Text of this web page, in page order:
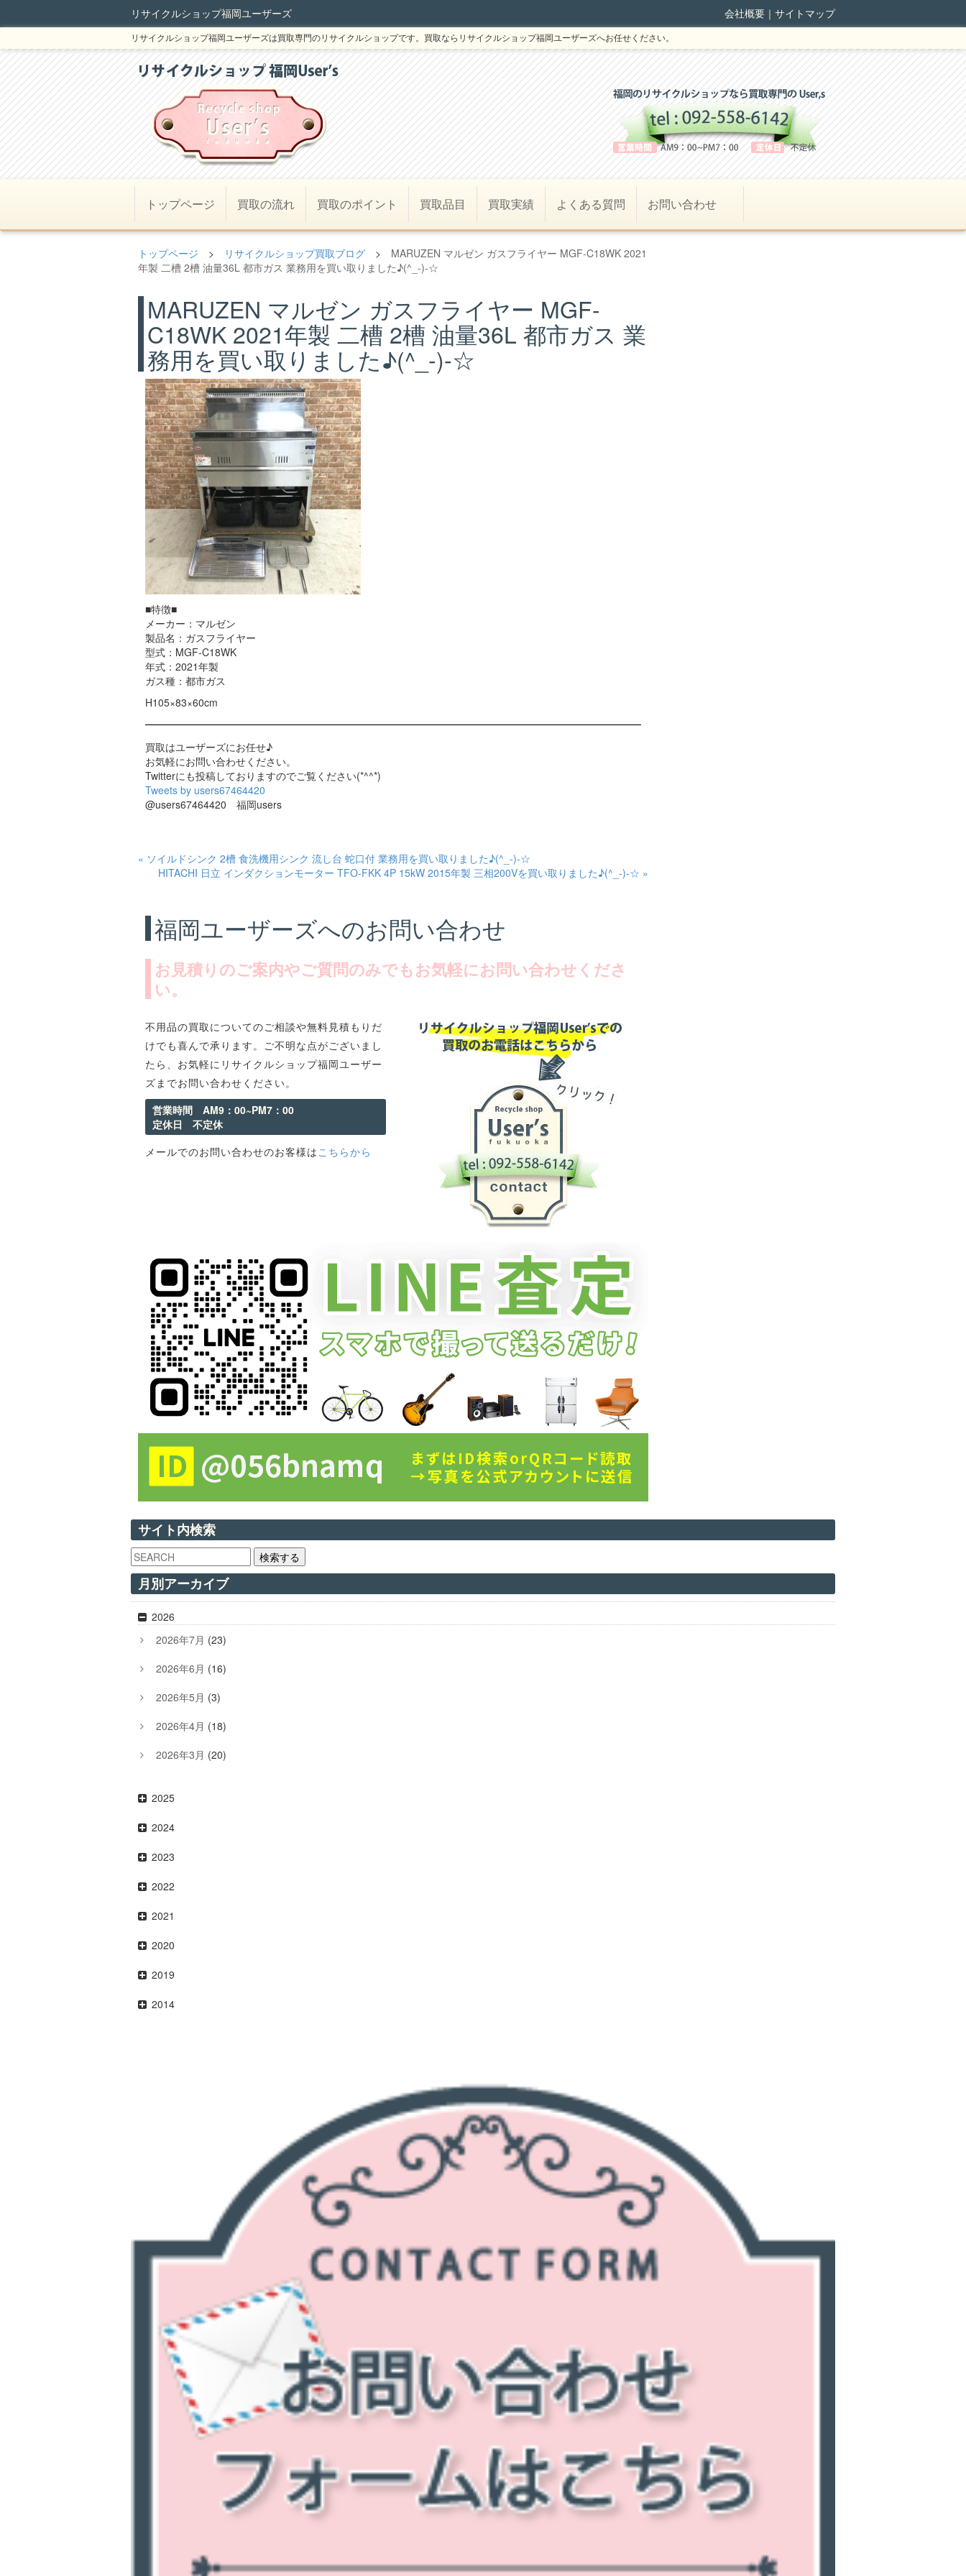
リサイクルショップ福岡ユーザーズ 会社概要｜ サイトマップ
リサイクルショップ福岡ユーザーズは買取専門のリサイクルショップです。買取ならリサイクルショップ福岡ユーザーズへお任せください。
トップページ 買取の流れ 買取のポイント 買取品目 買取実績 よくある質問 お問い合わせ
トップページ > リサイクルショップ買取ブログ > MARUZEN マルゼン ガスフライヤー MGF-C18WK 2021
年製 二槽 2槽 油量36L 都市ガス 業務用を買い取りました♪(^_-)-☆
MARUZEN マルゼン ガスフライヤー MGF-
C18WK 2021年製 二槽 2槽 油量36L 都市ガス 業
務用を買い取りました♪(^_-)-☆
■特徴■
メーカー：マルゼン
製品名：ガスフライヤー
型式：MGF-C18WK
年式：2021年製
ガス種：都市ガス
H105×83×60cm
買取はユーザーズにお任せ♪
お気軽にお問い合わせください。
Twitterにも投稿しておりますのでご覧ください(*^^*)
Tweets by users67464420
@users67464420 福岡users
« ソイルドシンク 2槽 食洗機用シンク 流し台 蛇口付 業務用を買い取りました♪(^_-)-☆
HITACHI 日立 インダクションモーター TFO-FKK 4P 15kW 2015年製 三相200Vを買い取りました♪(^_-)-☆ »
福岡ユーザーズへのお問い合わせ
お見積りのご案内やご質問のみでもお気軽にお問い合わせくださ
い。
不用品の買取についてのご相談や無料見積もりだ
けでも喜んで承ります。ご不明な点がございまし
たら、お気軽にリサイクルショップ福岡ユーザー
ズまでお問い合わせください。
営業時間 AM9：00~PM7：00
定休日 不定休
メールでのお問い合わせのお客様はこちらから
サイト内検索
検索する
月別アーカイブ
2026
2026年7月 (23)
2026年6月 (16)
2026年5月 (3)
2026年4月 (18)
2026年3月 (20)
2025
2024
2023
2022
2021
2020
2019
2014